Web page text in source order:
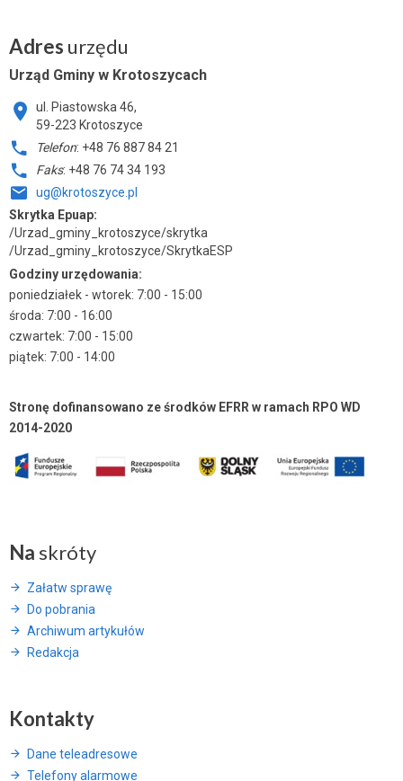
Adres urzędu
Urząd Gminy w Krotoszycach
ul. Piastowska 46,
59-223 Krotoszyce
Telefon: +48 76 887 84 21
Faks: +48 76 74 34 193
ug@krotoszyce.pl
Skrytka Epuap:
/Urzad_gminy_krotoszyce/skrytka
/Urzad_gminy_krotoszyce/SkrytkaESP
Godziny urzędowania:
poniedziałek - wtorek: 7:00 - 15:00
środa: 7:00 - 16:00
czwartek: 7:00 - 15:00
piątek: 7:00 - 14:00
Stronę dofinansowano ze środków EFRR w ramach RPO WD
2014-2020
Na skróty
Załatw sprawę
Do pobrania
Archiwum artykułów
Redakcja
Kontakty
Dane teleadresowe
Telefony alarmowe